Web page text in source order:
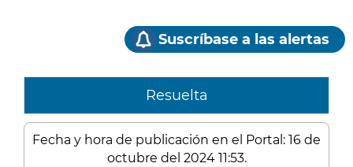
Suscríbase a las alertas
Resuelta
Fecha y hora de publicación en el Portal: 16 de
octubre del 2024 11:53.